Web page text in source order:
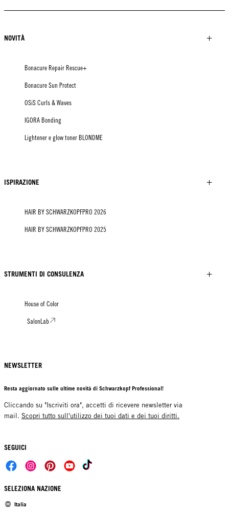
NOVITÀ
Bonacure Repair Rescue+
Bonacure Sun Protect
OSiS Curls & Waves
IGORA Bonding
Lightener e glow toner BLONDME
ISPIRAZIONE
HAIR BY SCHWARZKOPFPRO 2026
HAIR BY SCHWARZKOPFPRO 2025
STRUMENTI DI CONSULENZA
House of Color
SalonLab
NEWSLETTER
Resta aggiornato sulle ultime novità di Schwarzkopf Professional!
Cliccando su "Iscriviti ora", accetti di ricevere newsletter via
mail. Scopri tutto sull'utilizzo dei tuoi dati e dei tuoi diritti.
SEGUICI
SELEZIONA NAZIONE
Italia